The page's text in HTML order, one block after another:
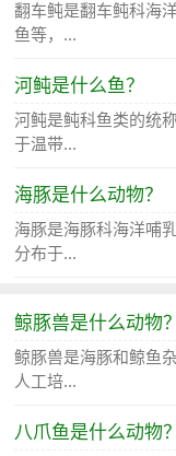
翻车鲀是翻车鲀科海
鱼等，...
河鲀是什么鱼？
河鲀是鲀科鱼类的统
于温带...
海豚是什么动物？
海豚是海豚科海洋哺
分布于...
鲸豚兽是什么动物？
鲸豚兽是海豚和鲸鱼
人工培...
八爪鱼是什么动物？